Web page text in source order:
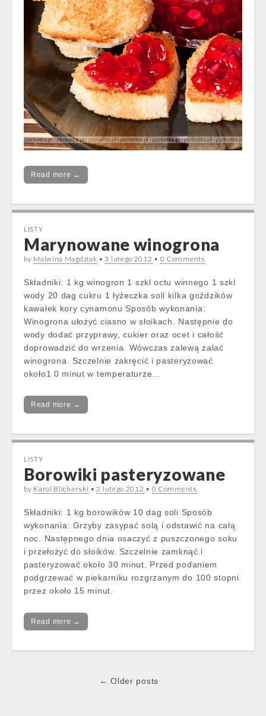
Read more →
LISTY
Marynowane winogrona
by Malwina Magdziak •3 lutego 2012 • 0 Comments
Składniki: 1 kg winogron 1 szkl octu winnego 1 szkl
wody 20 dag cukru 1 łyżeczka soli kilka goździków
kawałek kory cynamonu Sposób wykonania:
Winogrona ułożyć ciasno w słoikach. Następnie do
wody dodać przyprawy, cukier oraz ocet i całość
doprowadzić do wrzenia. Wówczas zalewą zalać
winogrona. Szczelnie zakręcić i pasteryzować
około1 0 minut w temperaturze…
Read more →
LISTY
Borowiki pasteryzowane
by Karol Blicharski •2 lutego 2012 • 0 Comments
Składniki: 1 kg borowików 10 dag soli Sposób
wykonania: Grzyby zasypać solą i odstawić na całą
noc. Następnego dnia osaczyć z puszczonego soku
i przełożyć do słoików. Szczelnie zamknąć i
pasteryzować około 30 minut. Przed podaniem
podgrzewać w piekarniku rozgrzanym do 100 stopni
przez około 15 minut.
Read more →
← Older posts